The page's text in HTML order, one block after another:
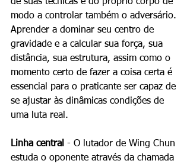
modo a controlar também o adversário.
Aprender a dominar seu centro de
gravidade e a calcular sua força, sua
distância, sua estrutura, assim como o
momento certo de fazer a coisa certa é
essencial para o praticante ser capaz de
se ajustar às dinâmicas condições de
uma luta real.
Linha central - O lutador de Wing Chun
estuda o oponente através da chamada